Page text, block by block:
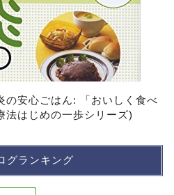
の安心ごはん: 「おいしく食べ
法はじめの一歩シリーズ)
グランキング